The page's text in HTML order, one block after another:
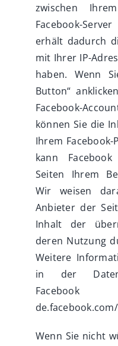
zwischen
Facebook-
erhält dadurch
mit Ihrer IP-
haben. Wenn
Button“
Facebook-
können Sie die
Ihrem
kann
Seiten Ihrem
Wir weisen
Anbieter der
Inhalt der
deren Nutzung
Weitere
in der
Wenn Sie nicht